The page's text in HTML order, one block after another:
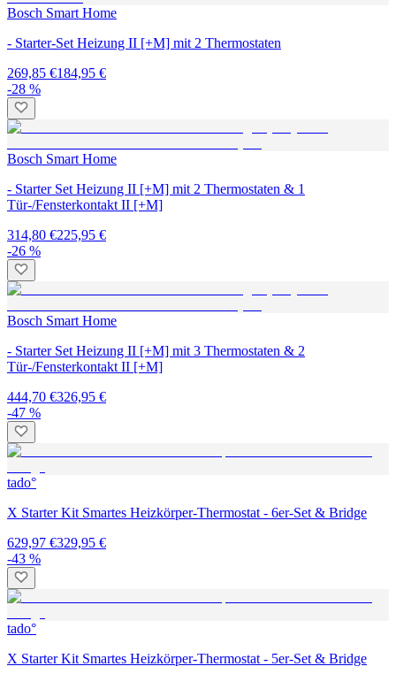
Bosch Smart Home
- Starter-Set Heizung II [+M] mit 2 Thermostaten
269,85 €184,95 €
-28 %
Bosch Smart Home
- Starter Set Heizung II [+M] mit 2 Thermostaten & 1
Tür-/Fensterkontakt II [+M]
314,80 €225,95 €
-26 %
Bosch Smart Home
- Starter Set Heizung II [+M] mit 3 Thermostaten & 2
Tür-/Fensterkontakt II [+M]
444,70 €326,95 €
-47 %
tado°
X Starter Kit Smartes Heizkörper-Thermostat - 6er-Set & Bridge
629,97 €329,95 €
-43 %
tado°
X Starter Kit Smartes Heizkörper-Thermostat - 5er-Set & Bridge